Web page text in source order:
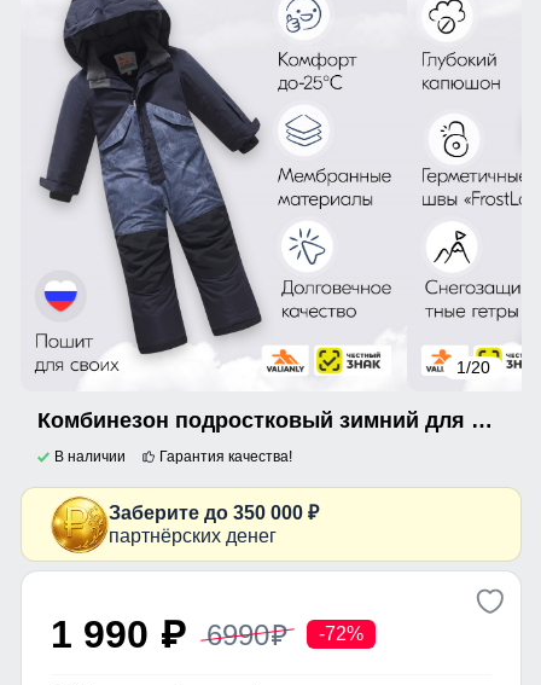
1/20
Комбинезон подростковый зимний для мальчика темно-серого цвета 9403TC
В наличии Гарантия качества!
Заберите до 350 000 ₽
партнёрских денег
1 990 p 6990p -72%